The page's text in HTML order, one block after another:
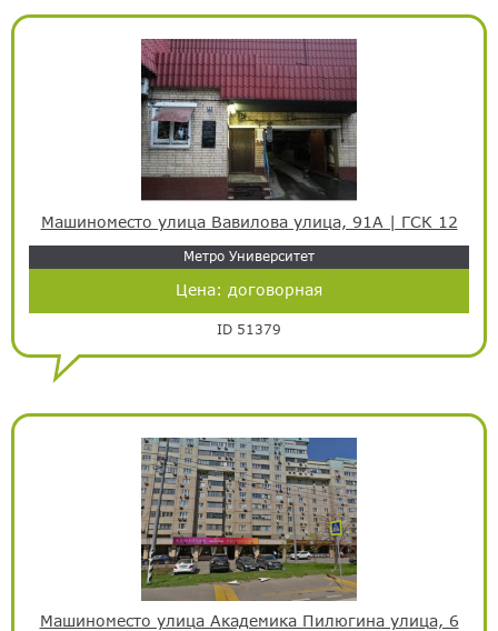
Машиноместо улица Вавилова улица, 91А | ГСК 12
Метро Университет
Цена: договорная
ID 51379
Машиноместо улица Академика Пилюгина улица, 6